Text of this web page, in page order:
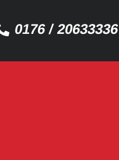
0176 / 20633336